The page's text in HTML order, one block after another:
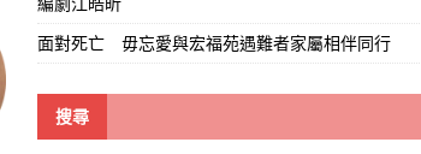
面對死亡 毋忘愛與宏福苑遇難者家屬相伴同行
搜尋